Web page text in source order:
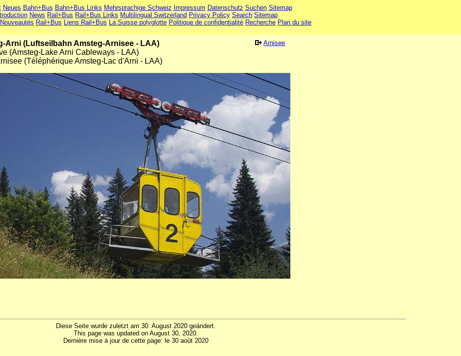
Neues Bahn+Bus Bahn+Bus Links Mehrsprachige Schweiz Impressum Datenschutz Suchen Sitemap
News Rail+Bus Rail+Bus Links Multilingual Switzerland Privacy Policy Search Sitemap
Nouveautés Rail+Bus Liens Rail+Bus La Suisse polyglotte Politique de confidentialité Recherche Plan du site
Arni (Luftseilbahn Amsteg-Arnisee - LAA)
(Amsteg-Lake Arni Cableways - LAA)
(Téléphérique Amsteg-Lac d'Arni - LAA)
Arnisee
Diese Seite wurde zuletzt am 30. August 2020 geändert.
This page was updated on August 30, 2020.
Dernière mise à jour de cette page: le 30 août 2020